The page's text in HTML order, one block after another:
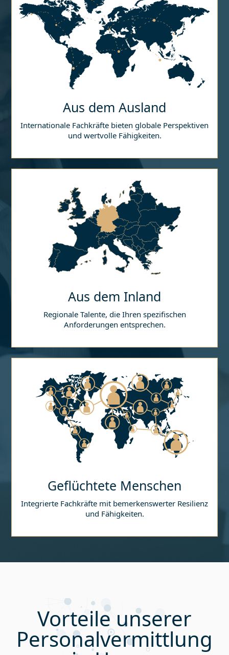
Aus dem Ausland
Internationale Fachkräfte bieten globale Perspektiven
und wertvolle Fähigkeiten.
Aus dem Inland
Regionale Talente, die Ihren spezifischen
Anforderungen entsprechen.
Geflüchtete Menschen
Integrierte Fachkräfte mit bemerkenswerter Resilienz
und Fähigkeiten.
Vorteile unserer
Personalvermittlung